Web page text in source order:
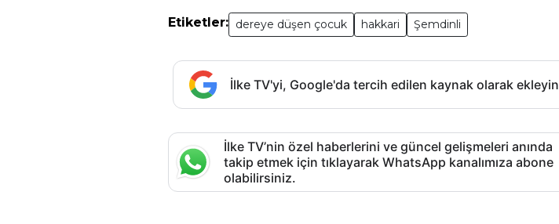
Etiketler: dereye düşen çocuk hakkari Şemdinli
İlke TV'yi, Google'da tercih edilen kaynak olarak ekleyin
İlke TV’nin özel haberlerini ve güncel gelişmeleri anında
takip etmek için tıklayarak WhatsApp kanalımıza abone
olabilirsiniz.